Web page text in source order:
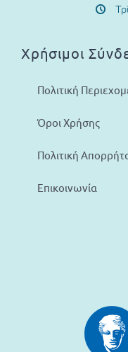
Χρήσιμοι
Πολιτική
Όροι Χρήσης
Πολιτική
Επικοινωνία